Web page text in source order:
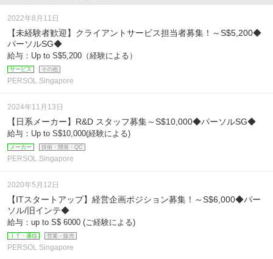
【未経験者歓迎】クライアントサービス担当者募集！～S$5,200◆
パーソルSG◆
給与：Up to S$5,200（経験による）
サービス その他
2022年8月11日
PERSOL Singapore
【日系メーカー】R&D スタッフ募集～S$10,000◆パーソルSG◆
給与：Up to S$10,000(経験による)
メーカー 技術・開発・QC
2024年11月13日
PERSOL Singapore
【ITスタートアップ】経営企画ポジション募集！～S$6,000◆パー
ソル/旧インテ◆
給与：up to S$ 6000 (ご経験による)
ＩＴ・通信 営業・販売
2020年5月12日
PERSOL Singapore